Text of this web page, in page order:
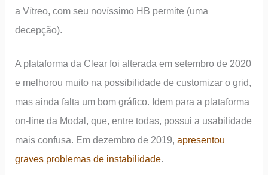
a Vítreo, com seu novíssimo HB permite (uma
decepção).
A plataforma da Clear foi alterada em setembro de 2020
e melhorou muito na possibilidade de customizar o grid,
mas ainda falta um bom gráfico. Idem para a plataforma
on-line da Modal, que, entre todas, possui a usabilidade
mais confusa. Em dezembro de 2019,apresentou
graves problemas de instabilidade.